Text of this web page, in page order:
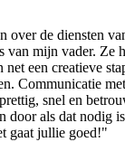
over de diensten
van mijn vader. Ze
net een creatieve
Communicatie
snel en
door als dat nodig
gaat jullie goed!"